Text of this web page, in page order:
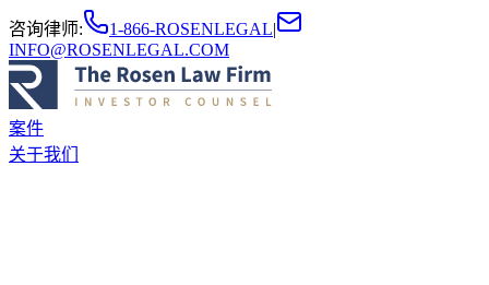
咨询律师: 1-866-ROSENLEGAL|
INFO@ROSENLEGAL.COM
案件
关于我们